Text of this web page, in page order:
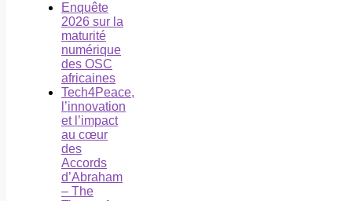
Enquête
2026 sur la
maturité
numérique
des OSC
africaines
Tech4Peace,
l’innovation
et l’impact
au cœur
des
Accords
d’Abraham
– The